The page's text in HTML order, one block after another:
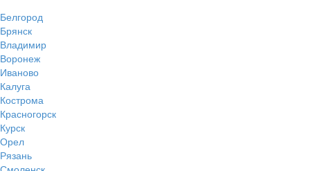
Белгород
Брянск
Владимир
Воронеж
Иваново
Калуга
Кострома
Красногорск
Курск
Орел
Рязань